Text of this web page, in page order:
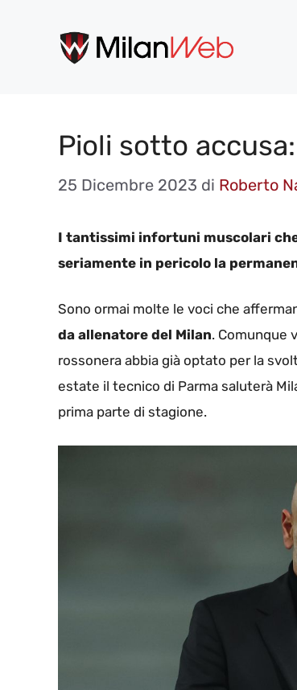
Pioli sotto
25 Dicembre 2023 di Roberto
I tantissimi infortuni muscolari
seriamente in pericolo la
Sono ormai molte le voci che
da allenatore del Milan. Comunque
rossonera abbia già optato per la
estate il tecnico di Parma saluterà
prima parte di stagione.